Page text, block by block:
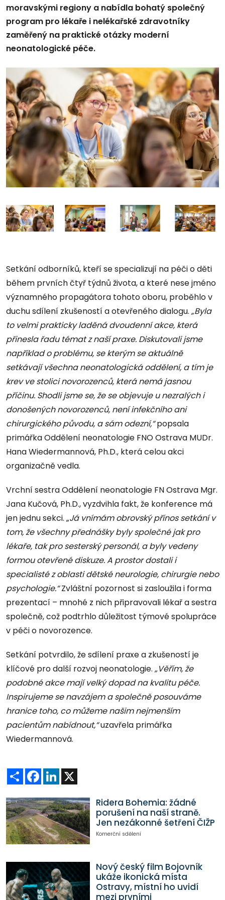
moravskými regiony a nabídla bohatý společný
program pro lékaře i nelékařské zdravotníky
zaměřený na praktické otázky moderní
neonatologické péče.
Setkání odborníků, kteří se specializují na péči o děti
během prvních čtyř týdnů života, a které nese jméno
významného propagátora tohoto oboru, proběhlo v
duchu sdílení zkušeností a otevřeného dialogu. „Byla
to velmi prakticky laděná dvoudenní akce, která
přinesla řadu témat z naší praxe. Diskutovali jsme
například o problému, se kterým se aktuálně
setkávají všechna neonatologická oddělení, a tím je
krev ve stolici novorozenců, která nemá jasnou
příčinu. Shodli jsme se, že se objevuje u nezralých i
donošených novorozenců, není infekčního ani
chirurgického původu, a sám odezní,“popsala
primářka Oddělení neonatologie FNO Ostrava MUDr.
Hana Wiedermannová, Ph.D., která celou akci
organizačně vedla.
Vrchní sestra Oddělení neonatologie FN Ostrava Mgr.
Jana Kučová, Ph.D., vyzdvihla fakt, že konference má
jen jednu sekci. „Já vnímám obrovský přínos setkání v
tom, že všechny přednášky byly společné jak pro
lékaře, tak pro sesterský personál, a byly vedeny
formou otevřené diskuze. A prostor dostali i
specialisté z oblasti dětské neurologie, chirurgie nebo
psychologie.“Zvláštní pozornost si zasloužila i forma
prezentací – mnohé z nich připravovali lékař a sestra
společně, což podtrhlo důležitost týmové spolupráce
v péči o novorozence.
Setkání potvrdilo, že sdílení praxe a zkušeností je
klíčové pro další rozvoj neonatologie. „Věřím, že
podobné akce mají velký dopad na kvalitu péče.
Inspirujeme se navzájem a společně posouváme
hranice toho, co můžeme našim nejmenším
pacientům nabídnout,“uzavřela primářka
Wiedermannová.
Sdílet Facebook
LinkedIn
Ridera Bohemia: žádné
porušení na naší straně.
Jen nezákonné šetření ČIŽP
Komerční sdělení
Nový český film Bojovník
ukáže ikonická místa
Ostravy, místní ho uvidí
mezi prvními